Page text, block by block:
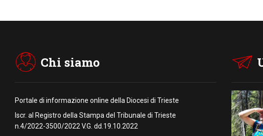
Chi siamo
Portale di informazione online della Diocesi di Trieste
Iscr. al Registro della Stampa del Tribunale di Trieste
n.4/2022-3500/2022 V.G. dd.19.10.2022